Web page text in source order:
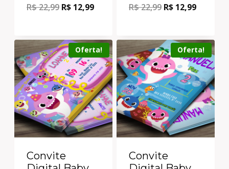
R$22,99 R$ 12,99 R$22,99 R$ 12,99
Oferta!
Convite
Oferta!
Convite